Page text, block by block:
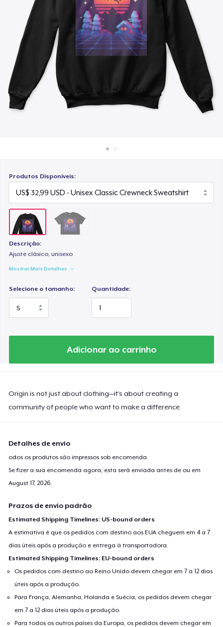
Venda em todo lugar
Venda qualquer coisa
Produtos Disponíveis:
Descrição:
Ajuste clásico, unisexo
Mostrar Mais Detalhes
Selecione o tamanho: Quantidade:
Adicionar ao carrinho
Origin is not just about clothing—it’s about creating a
community of people who want to make a difference
Detalhes de envio
odos os produtos são impressos sob encomenda.
Se fizer a sua encomenda agora, esta será enviada antes de ou em
August 17, 2026.
Prazos de envio padrão
Estimated Shipping Timelines: US-bound orders
A estimativa é que os pedidos com destino aos EUA cheguem em 4 a 7
dias úteis após a produção e entrega à transportadora.
Estimated Shipping Timelines: EU-bound orders
Os pedidos com destino ao Reino Unido devem chegar em 7 a 12 dias
úteis após a produção.
Para França, Alemanha, Holanda e Suécia, os pedidos devem chegar
em 7 a 12 dias úteis após a produção.
Para todos os outros países da Europa, os pedidos devem chegar em